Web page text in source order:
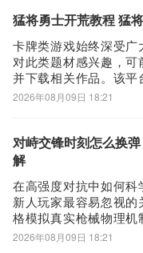
- 多人多屏动态协同编辑
【学生党】
- 清晰拍照课堂板书、批
- 录音实时转文字，老师
注
- 手写标注PDF文档，记
【生活家】
- 用图片、文字记录亲子
- 轻松聚合微信、微博、
感
阿里巴巴灵犀互娱旗下
员，享代金
猛将勇士开荒教程 猛
卡牌类游戏始终深受广
对此类题材感兴趣，
并下载相关作品。该平
游福利较为丰富，且作
更新。以下将为您详
开荒阶段的核心策略。
2026年08月09日 18:21
对峙交锋时刻怎么换
解
在高强度对抗中如何科
新人玩家最容易忽视
格模拟真实枪械物理机
按键触发，而是一套需
2026年08月09日 18:21